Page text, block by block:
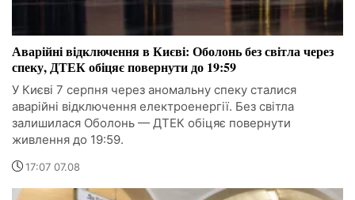
Аварійні відключення в Києві: Оболонь без світла через
спеку, ДТЕК обіцяє повернути до 19:59
У Києві 7 серпня через аномальну спеку сталися
аварійні відключення електроенергії. Без світла
залишилася Оболонь — ДТЕК обіцяє повернути
живлення до 19:59.
17:07 07.08